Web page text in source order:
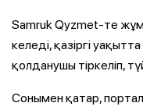
Samruk Qyzmet-те
келеді, қазіргі
қолданушы тіркеліп,
Сонымен қатар,